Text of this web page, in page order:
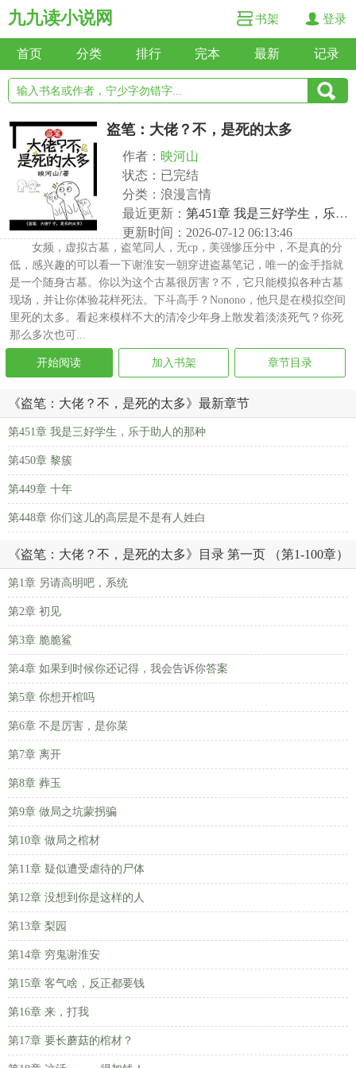
九九读小说网 书架 登录
首页 分类 排行 完本 最新 记录
盗笔：大佬？不，是死的太多
作者： 映河山
状态：已完结
分类：浪漫言情
最近更新： 第451章 我是三好学生，乐于助人的那种
更新时间：2026-07-12 06:13:46
女频，虚拟古墓，盗笔同人，无cp，美强惨压分中，不是真的分
低，感兴趣的可以看一下谢淮安一朝穿进盗墓笔记，唯一的金手指就
是一个随身古墓。你以为这个古墓很厉害？不，它只能模拟各种古墓
现场，并让你体验花样死法。下斗高手？Nonono，他只是在模拟空间
里死的太多。看起来模样不大的清冷少年身上散发着淡淡死气？你死
那么多次也可...
开始阅读 加入书架 章节目录
《盗笔：大佬？不，是死的太多》最新章节
第451章 我是三好学生，乐于助人的那种
第450章 黎簇
第449章 十年
第448章 你们这儿的高层是不是有人姓白
《盗笔：大佬？不，是死的太多》目录 第一页 （第1-100章）
第1章 另请高明吧，系统
第2章 初见
第3章 脆脆鲨
第4章 如果到时候你还记得，我会告诉你答案
第5章 你想开棺吗
第6章 不是厉害，是你菜
第7章 离开
第8章 葬玉
第9章 做局之坑蒙拐骗
第10章 做局之棺材
第11章 疑似遭受虐待的尸体
第12章 没想到你是这样的人
第13章 梨园
第14章 穷鬼谢淮安
第15章 客气啥，反正都要钱
第16章 来，打我
第17章 要长蘑菇的棺材？